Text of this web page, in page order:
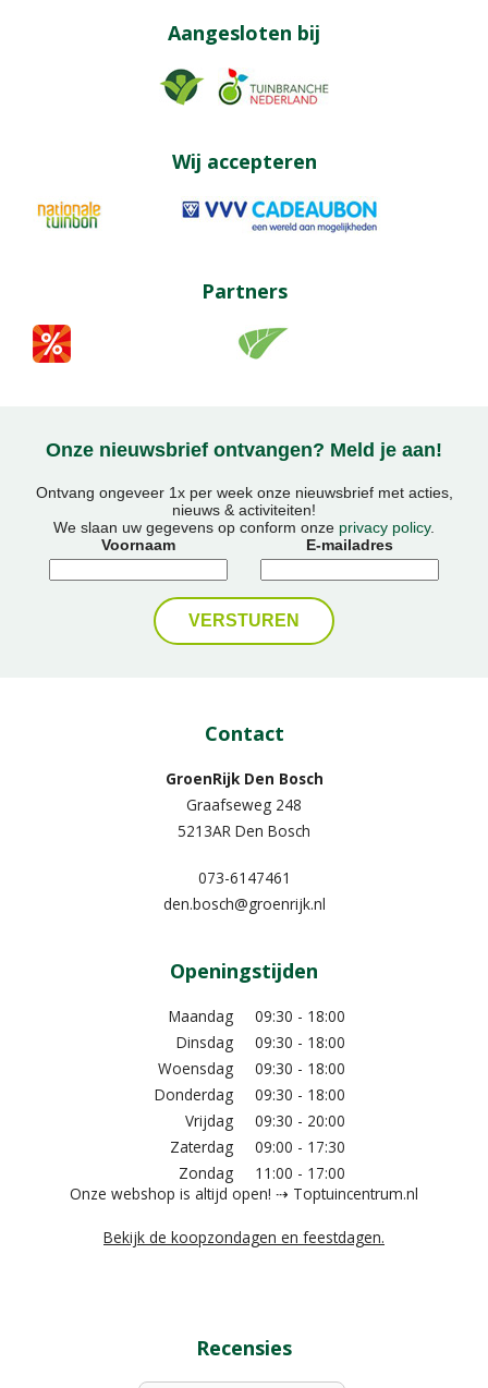
Aangesloten bij
Wij accepteren
Partners
Onze nieuwsbrief ontvangen? Meld je aan!
Ontvang ongeveer 1x per week onze nieuwsbrief met acties,
nieuws & activiteiten!
We slaan uw gegevens op conform onze privacy policy.
Voornaam
E-mailadres
Contact
GroenRijk Den Bosch
Graafseweg 248
5213AR Den Bosch
073-6147461
den.bosch@groenrijk.nl
Openingstijden
Maandag
09:30 - 18:00
Dinsdag
09:30 - 18:00
Woensdag
09:30 - 18:00
Donderdag
09:30 - 18:00
Vrijdag
09:30 - 20:00
Zaterdag
09:00 - 17:30
Zondag
11:00 - 17:00
Onze webshop is altijd open! ⇢ Toptuincentrum.nl
Bekijk de koopzondagen en feestdagen.
Recensies